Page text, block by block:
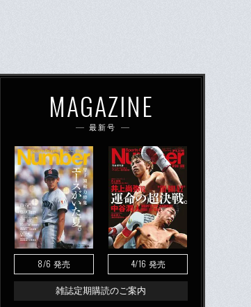
MAGAZINE
最新号
8/6 発売 4/16 発売
雑誌定期購読のご案内